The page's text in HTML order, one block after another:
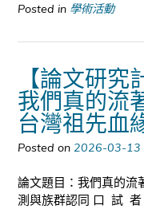
Posted in 學術活動
【論文研究
我們真的流
台灣祖先血
Posted on 2026-03-13
論文題目：我們真的流
測與族群認同 口 試 者